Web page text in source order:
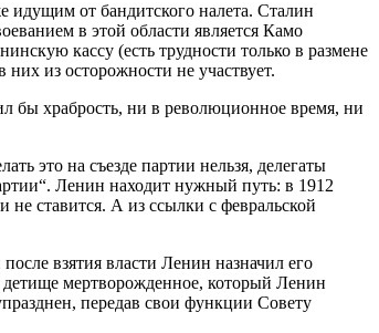
идущим от бандитского налета. Сталин
в этой области является Камо
кассу (есть трудности только в размене
из осторожности не участвует.
бы храбрость, ни в революционное время, ни
это на съезде партии нельзя, делегаты
Ленин находит нужный путь: в 1912
ставится. А из ссылки с февральской
взятия власти Ленин назначил его
мертворожденное, который Ленин
передав свои функции Совету